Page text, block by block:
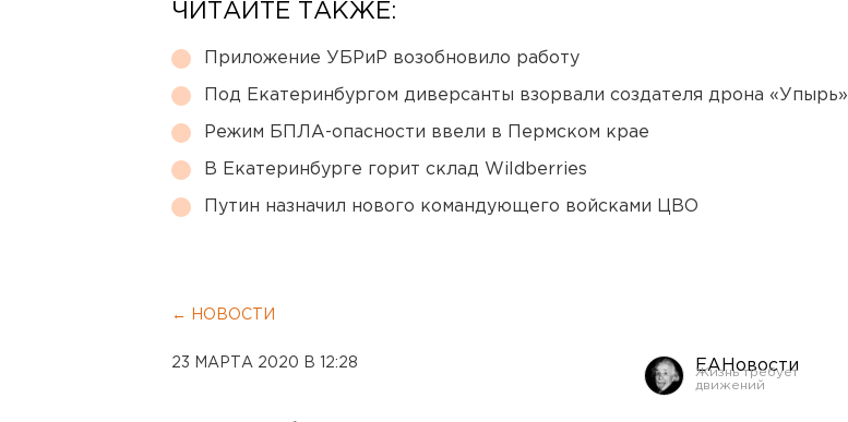
ЧИТАЙТЕ ТАКЖЕ:
Приложение УБРиР возобновило работу
Под Екатеринбургом диверсанты взорвали создателя дрона «Упырь»
Режим БПЛА-опасности ввели в Пермском крае
В Екатеринбурге горит склад Wildberries
Путин назначил нового командующего войсками ЦВО
← НОВОСТИ
23 МАРТА 2020 В 12:28 ЕАНовости